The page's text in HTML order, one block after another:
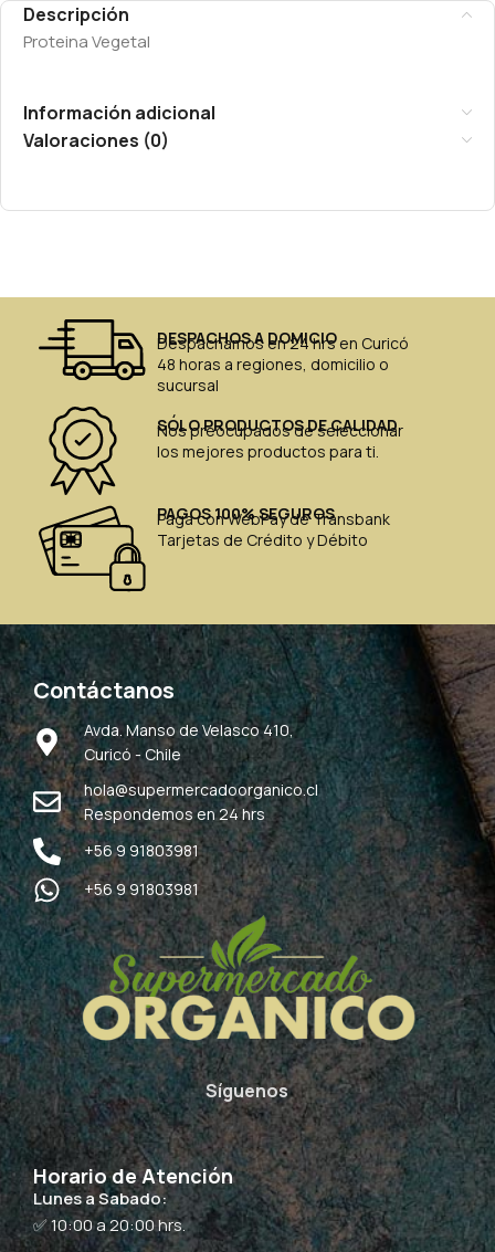
Descripción
Proteina Vegetal
Información adicional
Valoraciones (0)
DESPACHOS A DOMICIO
Despachamos en 24 hrs en Curicó
48 horas a regiones, domicilio o
sucursal
SÓLO PRODUCTOS DE CALIDAD
Nos preocupados de seleccionar
los mejores productos para ti.
PAGOS 100% SEGUROS
Paga con WebPay de Transbank
Tarjetas de Crédito y Débito
Contáctanos
Avda. Manso de Velasco 410,
Curicó - Chile
hola@supermercadoorganico.cl
Respondemos en 24 hrs
+56 9 91803981
+56 9 91803981
Síguenos
Horario de Atención
Lunes a Sabado:
✅ 10:00 a 20:00 hrs.